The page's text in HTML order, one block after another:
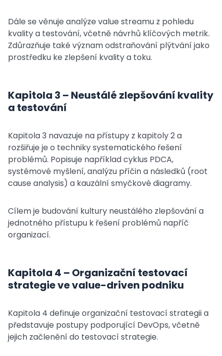
Dále se věnuje analýze value streamu z pohledu
kvality a testování, včetně návrhů klíčových metrik.
Zdůrazňuje také význam odstraňování plýtvání jako
prostředku ke zlepšení kvality a toku.
Kapitola 3 – Neustálé zlepšování kvality
a testování
Kapitola 3 navazuje na přístupy z kapitoly 2 a
rozšiřuje je o techniky systematického řešení
problémů. Popisuje například cyklus PDCA,
systémové myšlení, analýzu příčin a následků (root
cause analysis) a kauzální smyčkové diagramy.
Cílem je budování kultury neustálého zlepšování a
jednotného přístupu k řešení problémů napříč
organizací.
Kapitola 4 – Organizační testovací
strategie ve value-driven podniku
Kapitola 4 definuje organizační testovací strategii a
představuje postupy podporující DevOps, včetně
jejich začlenění do testovací strategie.